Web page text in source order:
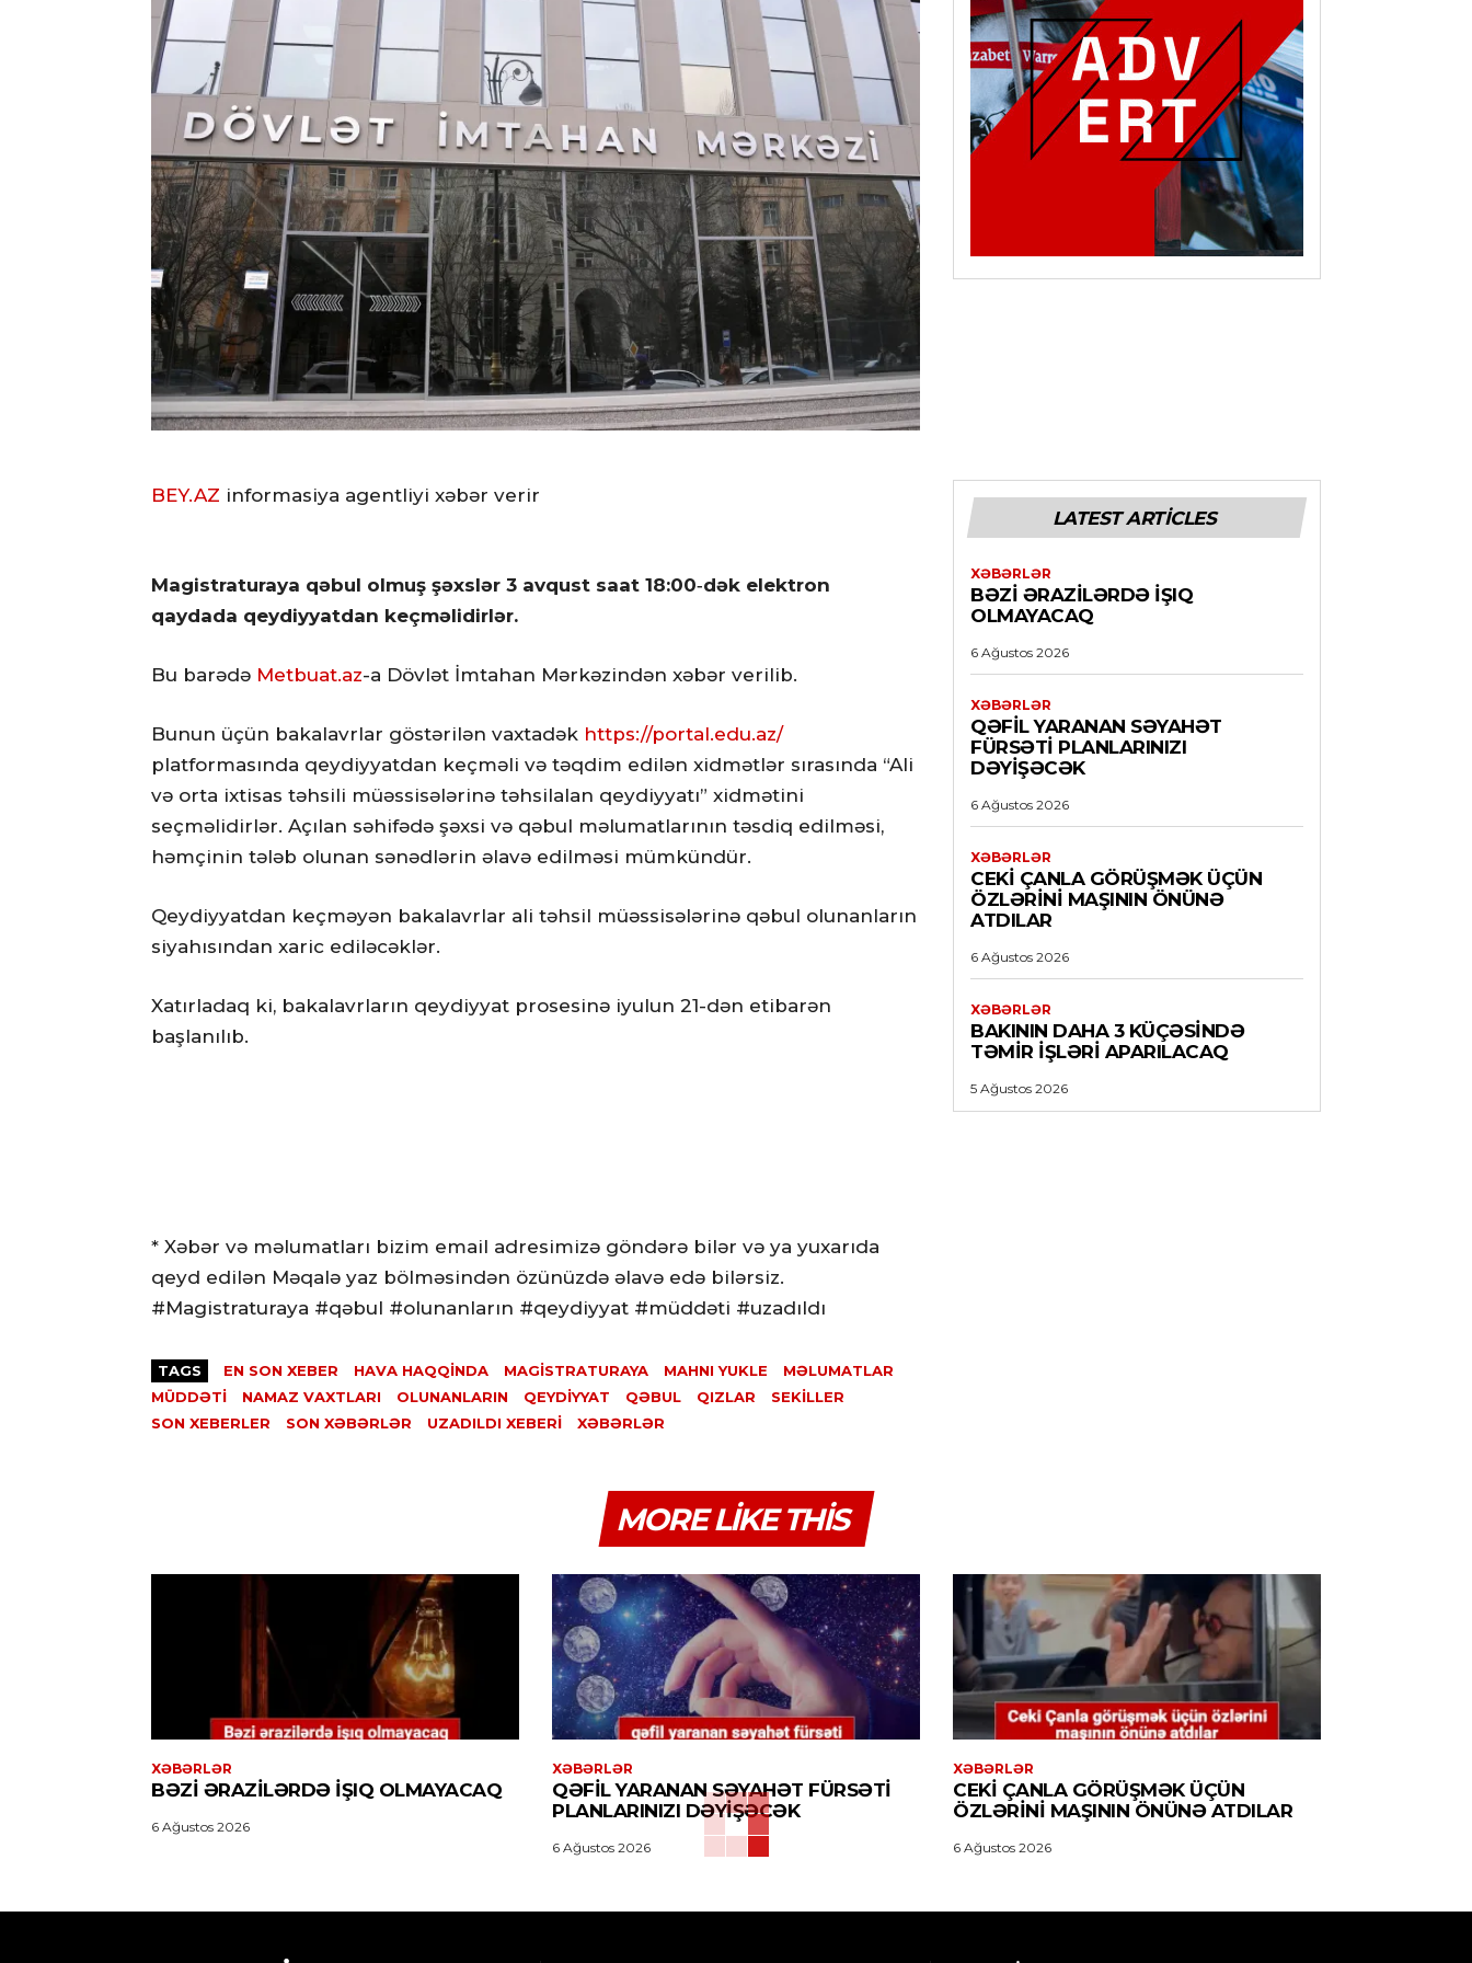
BEY.AZ informasiya agentliyi xəbər verir
Magistraturaya qəbul olmuş şəxslər 3 avqust saat 18:00‑dək elektron
qaydada qeydiyyatdan keçməlidirlər.
Bu barədə Metbuat.az-a Dövlət İmtahan Mərkəzindən xəbər verilib.
Bunun üçün bakalavrlar göstərilən vaxtadək https://portal.edu.az/
platformasında qeydiyyatdan keçməli və təqdim edilən xidmətlər sırasında “Ali
və orta ixtisas təhsili müəssisələrinə təhsilalan qeydiyyatı” xidmətini
seçməlidirlər. Açılan səhifədə şəxsi və qəbul məlumatlarının təsdiq edilməsi,
həmçinin tələb olunan sənədlərin əlavə edilməsi mümkündür.
Qeydiyyatdan keçməyən bakalavrlar ali təhsil müəssisələrinə qəbul olunanların
siyahısından xaric ediləcəklər.
Xatırladaq ki, bakalavrların qeydiyyat prosesinə iyulun 21-dən etibarən
başlanılıb.
* Xəbər və məlumatları bizim email adresimizə göndərə bilər və ya yuxarıda
qeyd edilən Məqalə yaz bölməsindən özünüzdə əlavə edə bilərsiz.
#Magistraturaya #qəbul #olunanların #qeydiyyat #müddəti #uzadıldı
TAGS EN SON XEBER HAVA HAQQINDA MAGISTRATURAYA MAHNI YUKLE
MƏLUMATLAR
MÜDDƏTI
NAMAZ VAXTLARI OLUNANLARIN QEYDIYYAT QƏBUL QIZLAR
SEKILLER
SON XEBERLER
SON XƏBƏRLƏR UZADILDI XEBERI XƏBƏRLƏR
LATEST ARTICLES
XƏBƏRLƏR
BƏZI ƏRAZILƏRDƏ IŞIQ
OLMAYACAQ
6 Ağustos 2026
XƏBƏRLƏR
QƏFIL YARANAN SƏYAHƏT
FÜRSƏTI PLANLARINIZI
DƏYIŞƏCƏK
6 Ağustos 2026
XƏBƏRLƏR
CEKI ÇANLA GÖRÜŞMƏK ÜÇÜN
ÖZLƏRINI MAŞININ ÖNÜNƏ
ATDILAR
6 Ağustos 2026
XƏBƏRLƏR
BAKININ DAHA 3 KÜÇƏSINDƏ
TƏMIR IŞLƏRI APARILACAQ
5 Ağustos 2026
MORE LIKE THIS
XƏBƏRLƏR
BƏZI ƏRAZILƏRDƏ IŞIQ OLMAYACAQ
6 Ağustos 2026
XƏBƏRLƏR
QƏFIL YARANAN SƏYAHƏT FÜRSƏTI
PLANLARINIZI DƏYIŞƏCƏK
6 Ağustos 2026
XƏBƏRLƏR
CEKI ÇANLA GÖRÜŞMƏK ÜÇÜN
ÖZLƏRINI MAŞININ ÖNÜNƏ ATDILAR
6 Ağustos 2026